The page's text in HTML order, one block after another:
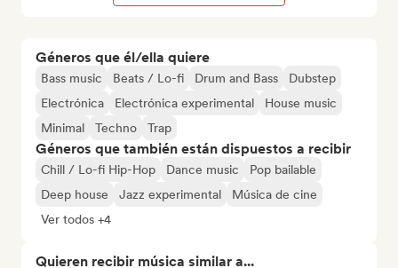
Géneros que él/ella quiere
Bass music Beats / Lo-fi Drum and Bass
Dubstep
Electrónica
Electrónica experimental
House music
Minimal
Techno Trap
Géneros que también están dispuestos a recibir
Chill / Lo-fi Hip-Hop Dance music
Pop bailable
Deep house
Jazz experimental
Música de cine
Ver todos +4
Quieren recibir música similar a...